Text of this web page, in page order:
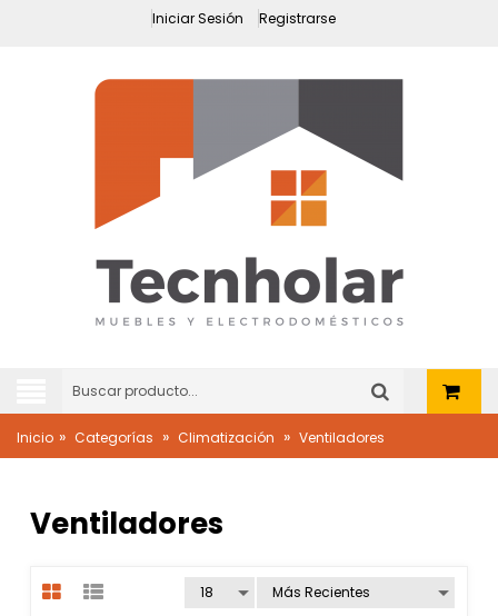
Iniciar Sesión Registrarse
Inicio » Categorías » Climatización » Ventiladores
Ventiladores